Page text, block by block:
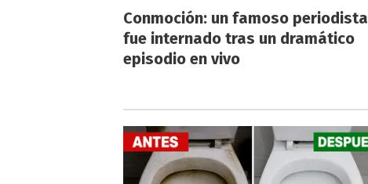
Conmoción: un famoso periodista
fue internado tras un dramático
episodio en vivo